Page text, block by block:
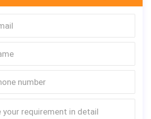
your requirement in detail